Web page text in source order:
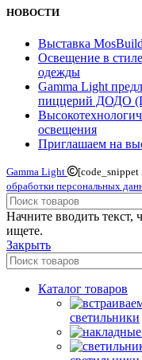
НОВОСТИ
Выставка
Освещение в
одежды
Gamma Light
пиццерий ДОДО
освещения
Приглашаем на
Gamma Light
обработки персональных
Начните вводить текст,
ищете.
Закрыть
Каталог товаров
светильники